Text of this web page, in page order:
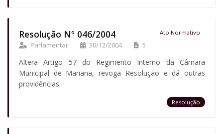
Resolução Nº 046/2004 Ato Normativo
Parlamentar 30/12/2004 5
Altera Artigo 57 do Regimento Interno da Câmara
Municipal de Mariana, revoga Resolução e dá outras
providências.
Resolução